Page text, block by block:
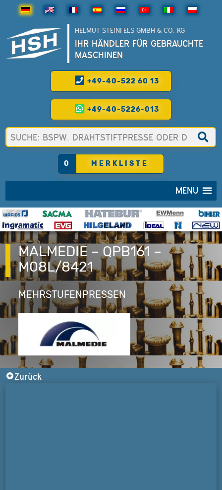
HELMUT STEINFELS GMBH & CO. KG
IHR HÄNDLER FÜR GEBRAUCHTE
MASCHINEN
+49-40-522 60 13
+49-40-5226-013
0 MERKLISTE
MENU
MALMEDIE – QPB161 –
M08L/8421
MEHRSTUFENPRESSEN
Zurück